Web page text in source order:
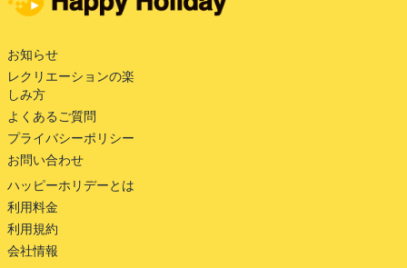
お知らせ
レクリエーションの楽
しみ方
よくあるご質問
プライバシーポリシー
お問い合わせ
ハッピーホリデーとは
利用料金
利用規約
会社情報